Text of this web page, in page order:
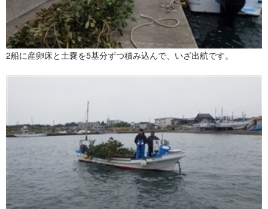
2船に産卵床と土嚢を5基分ずつ積み込んで、いざ出航です。